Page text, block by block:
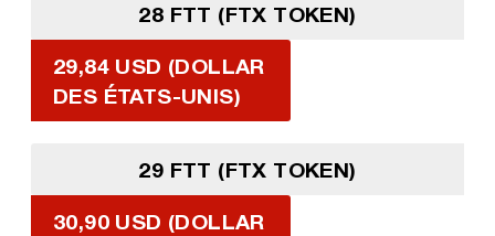
28 FTT (FTX TOKEN)
29,84 USD (DOLLAR
DES ÉTATS-UNIS)
29 FTT (FTX TOKEN)
30,90 USD (DOLLAR